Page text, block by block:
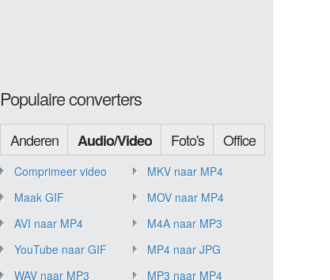
Populaire converters
Anderen Audio/Video Foto's Office
Comprimeer video
MKV naar MP4
Maak GIF
MOV naar MP4
AVI naar MP4
M4A naar MP3
YouTube naar GIF
MP4 naar JPG
WAV naar MP3
MP3 naar MP4